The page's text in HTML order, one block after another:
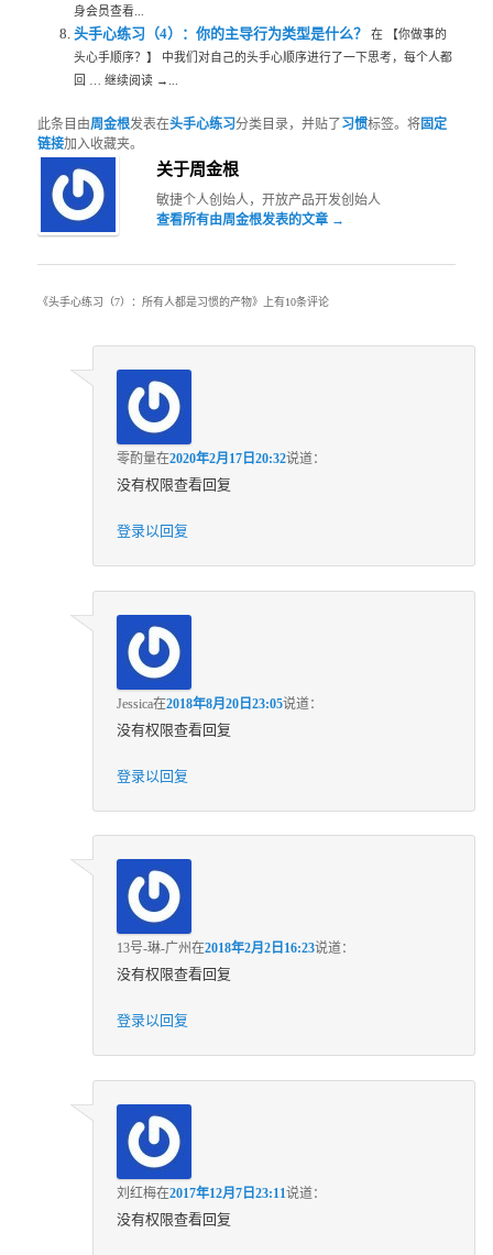
身会员查看...
头手心练习（4）：你的主导行为类型是什么？
在 【你做事的
头心手顺序？】 中我们对自己的头手心顺序进行了一下思考，每个人都
回 … 继续阅读 →...
此条目由周金根发表在头手心练习分类目录，并贴了习惯标签。将固定
链接加入收藏夹。
关于周金根
敏捷个人创始人，开放产品开发创始人
查看所有由周金根发表的文章 →
《头手心练习（7）：所有人都是习惯的产物》上有10条评论
零酌量在2020年2月17日20:32说道：
没有权限查看回复
登录以回复
Jessica在2018年8月20日23:05说道：
没有权限查看回复
登录以回复
13号-琳-广州在2018年2月2日16:23说道：
没有权限查看回复
登录以回复
刘红梅在2017年12月7日23:11说道：
没有权限查看回复